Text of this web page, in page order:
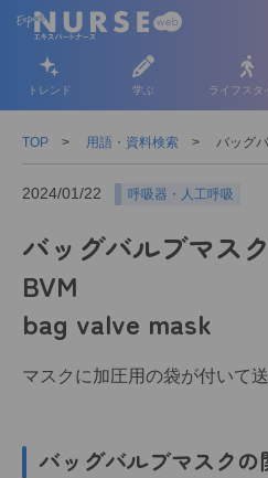
トレンド 学ぶ ライフスタ
TOP 用語・資料検索 バッグ
2024/01/22 呼吸器・人工呼吸
バッグバルブマスク
BVM
bag valve mask
マスクに加圧用の袋が付いて
バッグバルブマスクの